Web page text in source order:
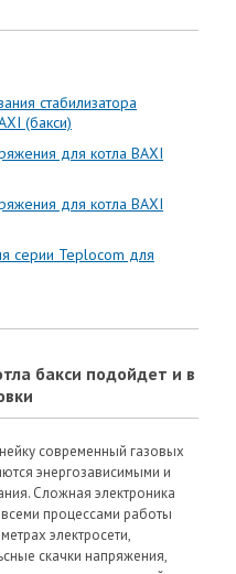
стабилизатора
(бакси)
для котла BAXI
для котла BAXI
серии Teplocom для
бакси подойдет и в
современный газовых
энергозависимыми и
Сложная электроника
процессами работы
электросети,
скачки напряжения,